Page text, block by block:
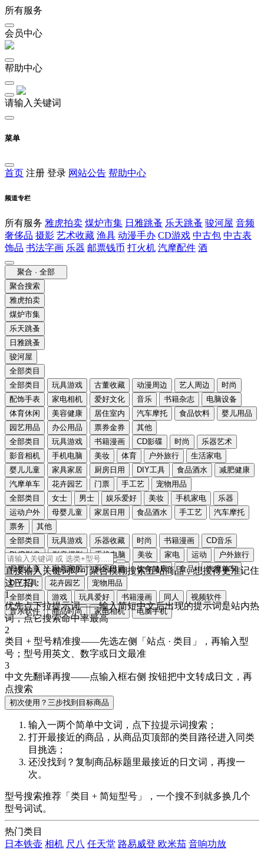
所有服务
会员中心
帮助中心
请输入关键词
菜单
首页 注册 登录 网站公告 帮助中心
频道专栏
所有服务 雅虎拍卖 煤炉市集 日雅跳蚤 乐天跳蚤 骏河屋 音频
奢侈品 摄影 艺术收藏 渔具 动漫手办 CD游戏 中古包 中古表
饰品 书法字画 乐器 邮票钱币 打火机 汽摩配件 酒
聚合 · 全部
聚合搜索
雅虎拍卖
煤炉市集
乐天跳蚤
日雅跳蚤
骏河屋
全部类目
全部类目
玩具游戏 古董收藏 动漫周边 艺人周边
时尚
配饰手表
家电相机 爱好文化 音乐 书籍杂志
电脑设备
体育休闲
美容健康 居住室内 汽车摩托 食品饮料
婴儿用品
园艺用品
办公用品 票券金券
其他
全部类目
玩具游戏 书籍漫画 CD影碟 时尚
乐器艺术
影音相机
手机电脑 美妆 体育 户外旅行
生活家电
婴儿儿童
家具家居 厨房日用 DIY工具 食品酒水
减肥健康
汽摩单车
花卉园艺 门票 手工艺
宠物用品
全部类目
女士 男士 娱乐爱好 美妆 手机家电
乐器
运动户外
母婴儿童 家居日用 食品酒水 手工艺
汽车摩托
票务
其他
全部类目
玩具游戏 乐器收藏 时尚 书籍漫画
CD音乐
DVD影像
影音摄影 手机电脑 美妆 家电 运动
户外旅行
母婴儿童
家具家居 厨房日用 饮食健康 食品
汽摩单车
DIY工具
花卉园艺
宠物用品
全部类目
游戏 玩具爱好 书籍漫画 同人
视频软件
音乐软件
商品时尚 家电相机 电脑手机
直接输入关键词即可聚合模糊搜索五站商品，想搜得更准记住
这三招：
1
优先点下拉提示词——输入简短中文后出现的提示词是站内热
词，点它搜索命中率最高
2
类目 + 型号精准搜——先选左侧「站点 · 类目」，再输入型
号；型号用英文、数字或日文最准
3
中文先翻译再搜——点输入框右侧 按钮把中文转成日文 ，再
点搜索
初次使用？三步找到目标商品
输入一两个简单中文词，点下拉提示词搜索；
打开最接近的商品，从商品页顶部的类目路径进入同类
目挑选；
还没找到？复制商品标题里最接近的 日文词 ，再搜一
次。
型号搜索推荐「类目 + 简短型号」，一个搜不到就多换几个
型号词试。
热门类目
日本铁壶 相机 尺八 任天堂 路易威登 欧米茄 音响功放